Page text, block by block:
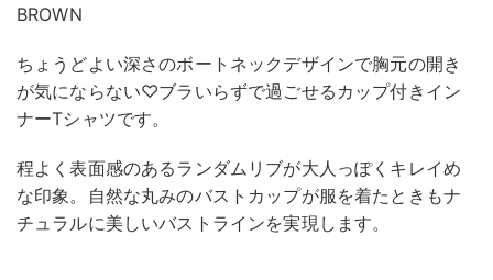
BROWN
ちょうどよい深さのボートネックデザインで胸元の開き
が気にならない♡ブラいらずで過ごせるカップ付きイン
ナーTシャツです。
程よく表面感のあるランダムリブが大人っぽくキレイめ
な印象。自然な丸みのバストカップが服を着たときもナ
チュラルに美しいバストラインを実現します。